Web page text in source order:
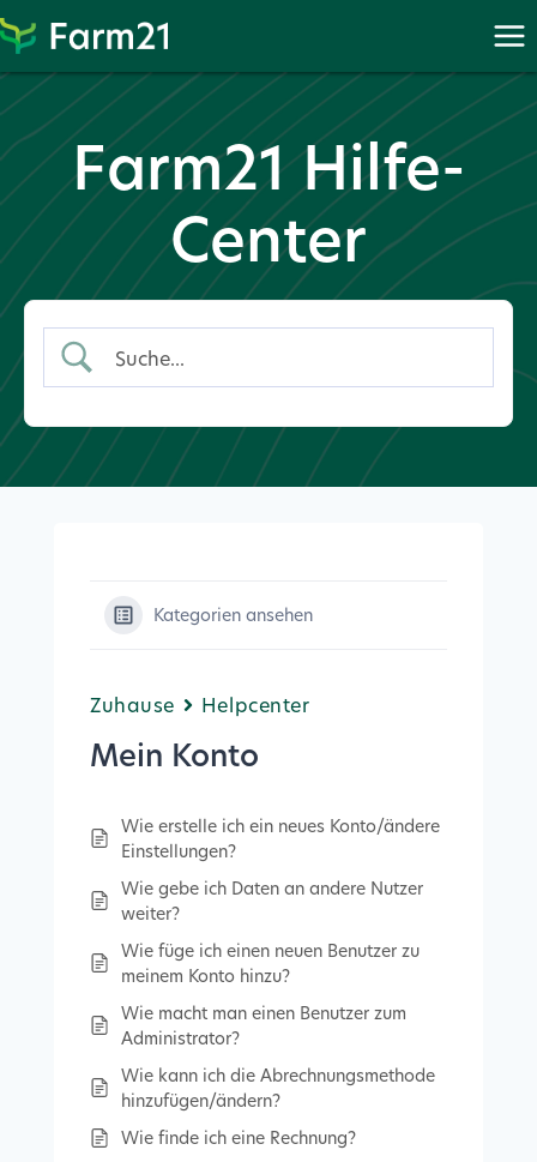
Weiter
zu
PayPal
Farm21 Hilfe-
Center
Kategorien ansehen
Zuhause Helpcenter
Mein Konto
Wie erstelle ich ein neues Konto/ändere
Einstellungen?
Wie gebe ich Daten an andere Nutzer
weiter?
Wie füge ich einen neuen Benutzer zu
meinem Konto hinzu?
Wie macht man einen Benutzer zum
Administrator?
Wie kann ich die Abrechnungsmethode
hinzufügen/ändern?
Wie finde ich eine Rechnung?